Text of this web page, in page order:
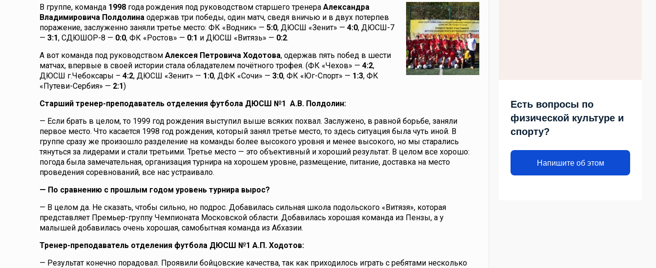
В группе, команда 1998 года рождения под руководством старшего тренераАлександра
Владимировича Полдолина одержав три победы, один матч, сведя вничью и в двух потерпев
поражение, заслуженно заняли третье место: ФК «Водник» —5:0, ДЮСШ «Зенит» —4:0, ДЮСШ-7
—3:1, СДЮШОР-8 — 0:0, ФК «Ростов» — 0:1 и ДЮСШ «Витязь» — 0:2.
А вот команда под руководствомАлексея Петровича Ходотова, одержав пять побед в шести
матчах, впервые в своей истории стала обладателем почётного трофея. (ФК «Чехов» —4:2,
ДЮСШ г.Чебоксары –4:2, ДЮСШ «Зенит» — 1:0, ДФК «Сочи» —3:0, ФК «Юг-Спорт» — 1:3, ФК
«Путеви-Сербия» — 2:1)
Старший тренер-преподаватель отделения футбола ДЮСШ №1 А.В. Полдолин:
— Если брать в целом, то 1999 год рождения выступил выше всяких похвал. Заслужено, в равной борьбе, заняли
первое место. Что касается 1998 год рождения, который занял третье место, то здесь ситуация была чуть иной. В
группе сразу же произошло разделение на команды более высокого уровня и менее высокого, но мы старались
тянуться за лидерами и стали третьими. Третье место — это объективный и хороший результат. В целом все хорошо:
погода была замечательная, организация турнира на хорошем уровне, размещение, питание, доставка на место
проведения соревнований, все нас устраивало.
— По сравнению с прошлым годом уровень турнира вырос?
— В целом да. Не сказать, чтобы сильно, но подрос. Добавилась сильная школа подольского «Витязя», которая
представляет Премьер-группу Чемпионата Московской области. Добавилась хорошая команда из Пензы, а у
малышей добавилась очень хорошая, самобытная команда из Абхазии.
Тренер-преподаватель отделения футбола ДЮСШ №1 А.П. Ходотов:
— Результат конечно порадовал. Проявили бойцовские качества, так как приходилось играть с ребятами несколько
Есть вопросы по
физической культуре и
спорту?
Напишите об этом